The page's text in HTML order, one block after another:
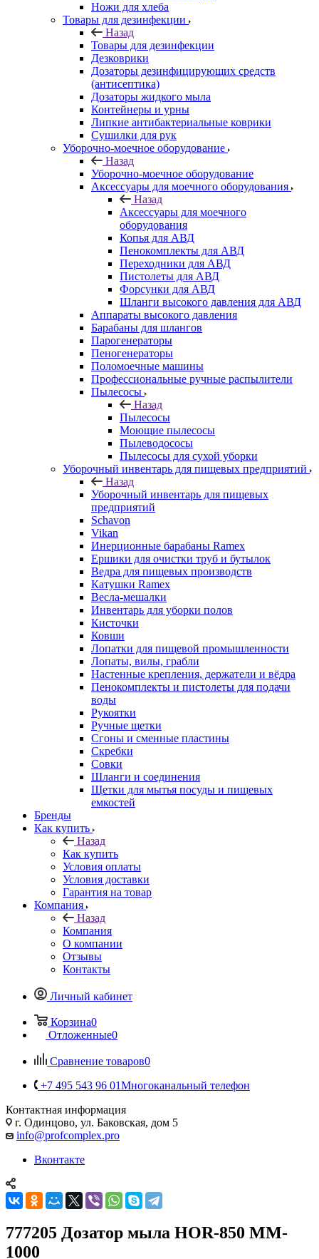
Ножи для хлеба
Товары для дезинфекции
Назад
Товары для дезинфекции
Дезковрики
Дозаторы дезинфицирующих средств
(антисептика)
Дозаторы жидкого мыла
Контейнеры и урны
Липкие антибактериальные коврики
Сушилки для рук
Уборочно-моечное оборудование
Назад
Уборочно-моечное оборудование
Аксессуары для моечного оборудования
Назад
Аксессуары для моечного
оборудования
Копья для АВД
Пенокомплекты для АВД
Переходники для АВД
Пистолеты для АВД
Форсунки для АВД
Шланги высокого давления для АВД
Аппараты высокого давления
Барабаны для шлангов
Парогенераторы
Пеногенераторы
Поломоечные машины
Профессиональные ручные распылители
Пылесосы
Назад
Пылесосы
Моющие пылесосы
Пылеводососы
Пылесосы для сухой уборки
Уборочный инвентарь для пищевых предприятий
Назад
Уборочный инвентарь для пищевых
предприятий
Schavon
Vikan
Инерционные барабаны Ramex
Ершики для очистки труб и бутылок
Ведра для пищевых производств
Катушки Ramex
Весла-мешалки
Инвентарь для уборки полов
Кисточки
Ковши
Лопатки для пищевой промышленности
Лопаты, вилы, грабли
Настенные крепления, держатели и вёдра
Пенокомплекты и пистолеты для подачи
воды
Рукоятки
Ручные щетки
Сгоны и сменные пластины
Скребки
Совки
Шланги и соединения
Щетки для мытья посуды и пищевых
емкостей
Бренды
Как купить
Назад
Как купить
Условия оплаты
Условия доставки
Гарантия на товар
Компания
Назад
Компания
О компании
Отзывы
Контакты
Личный кабинет
Корзина0
Отложенные0
Сравнение товаров0
+7 495 543 96 01Многоканальный телефон
Контактная информация
г. Одинцово, ул. Баковская, дом 5
info@profcomplex.pro
Вконтакте
777205 Дозатор мыла HOR-850 MM-
1000